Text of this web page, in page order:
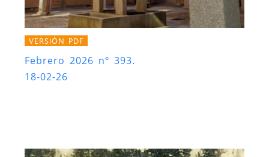
VERSIÓN PDF
Febrero 2026 nº 393.
18-02-26